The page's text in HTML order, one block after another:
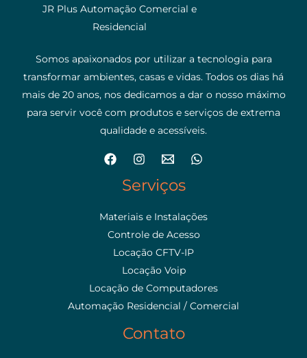
JR Plus Automação Comercial e
Residencial
Somos apaixonados por utilizar a tecnologia para
transformar ambientes, casas e vidas. Todos os dias há
mais de 20 anos, nos dedicamos a dar o nosso máximo
para servir você com produtos e serviços de extrema
qualidade e acessíveis.
Serviços
Materiais e Instalações
Controle de Acesso
Locação CFTV-IP
Locação Voip
Locação de Computadores
Automação Residencial / Comercial
Contato